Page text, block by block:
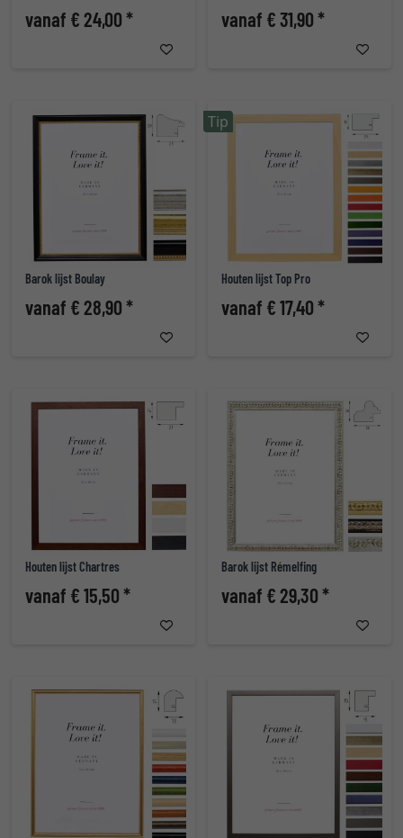
vanaf € 24,00 * vanaf € 31,90 *
Barok lijst Boulay
vanaf € 28,90 *
Houten lijst Top Pro
vanaf € 17,40 *
Tip
Houten lijst Chartres
vanaf € 15,50 *
Barok lijst Rémelfing
vanaf € 29,30 *